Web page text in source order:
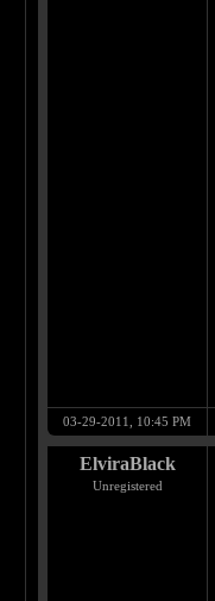
03-29-2011, 10:45 PM
ElviraBlack
Unregistered